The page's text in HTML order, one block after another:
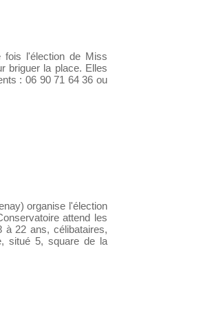
fois l'élection de Miss
briguer la place. Elles
: 06 90 71 64 36 ou
organise l'élection
attend les
à 22 ans, célibataires,
situé 5, square de la